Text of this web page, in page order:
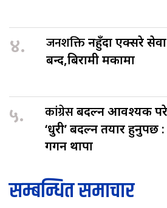
४. जनशक्तिनहुँदा एक्सरे सेवा
बन्द,बिरामी मर्कामा
५. कांग्रेसबदल्न आवश्यक परे
‘धुरी’ बदल्न तयार हुनुपर्छ :
गगन थापा
सम्बन्धित समाचार